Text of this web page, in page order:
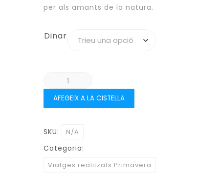
per als amants de la natura.
Dinar
quantitat
de
RUTA
DELS
(22
AFEGEIX A LA CISTELLA
SKU: N/A
Categoria:
Viatges realitzats Primavera